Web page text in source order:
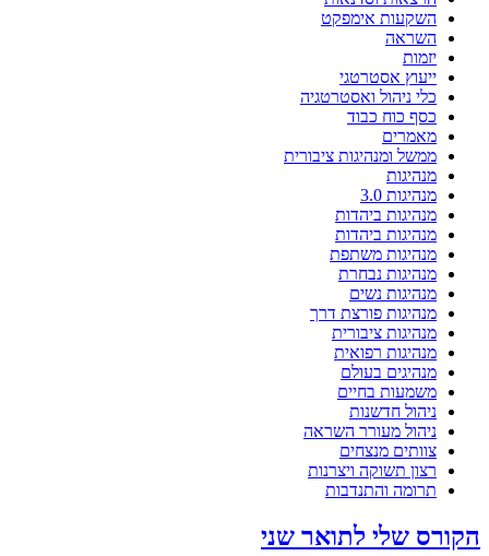
השקעות אימפקט
השראה
יזמות
ייעוץ אסטרטגי
כלי ניהול ואסטרטגיה
כסף כוח כבוד
מאמרים
ממשל ומנהיגות ציבורית
מנהיגות
מנהיגות 3.0
מנהיגות ביהדות
מנהיגות ביהדות
מנהיגות משתפת
מנהיגות נבחרת
מנהיגות נשים
מנהיגות פורצת דרך
מנהיגות ציבורית
מנהיגות רפואית
מנהיגים בעולם
משמעות בחיים
ניהול חדשנות
ניהול מעורר השראה
צוותים מנצחים
רצון תשוקה ויצרנות
תרומה והתנדבות
הקורס שלי לתואר שני